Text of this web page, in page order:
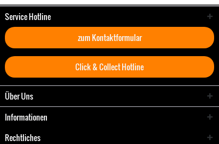
Service Hotline
zum Kontaktformular
Click & Collect Hotline
Über Uns
Informationen
Rechtliches